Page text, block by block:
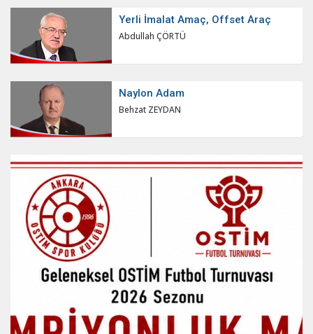
Yerli İmalat Amaç, Offset Araç
Abdullah ÇÖRTÜ
Naylon Adam
Behzat ZEYDAN